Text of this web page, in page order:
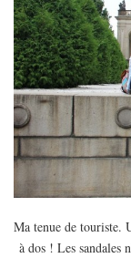
Ma tenue de touriste.
à dos ! Les sandales